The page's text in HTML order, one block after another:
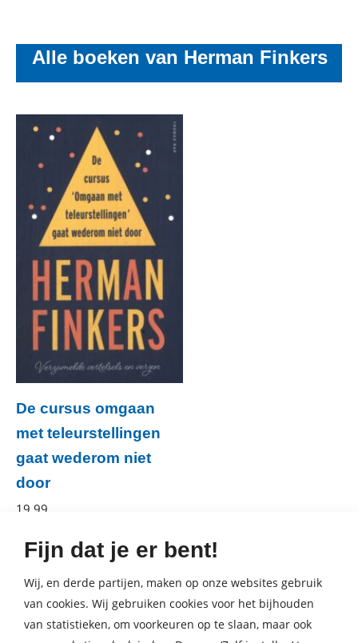
Fijn dat je er bent!
Wij, en derde partijen, maken op onze websites gebruik
van cookies. Wij gebruiken cookies voor het bijhouden
van statistieken, om voorkeuren op te slaan, maar ook
Alle boeken van Herman Finkers
De cursus omgaan
met teleurstellingen
gaat wederom niet
door
Herman
19 99